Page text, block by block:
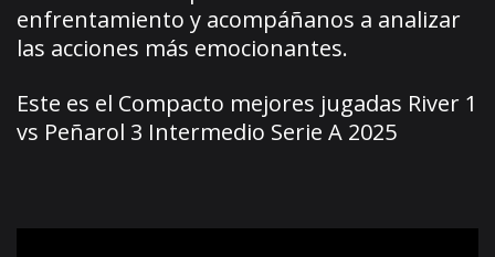
enfrentamiento y acompáñanos a analizar
las acciones más emocionantes.
Este es el Compacto mejores jugadas River 1
vs Peñarol 3 Intermedio Serie A 2025